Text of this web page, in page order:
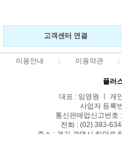
고객센터 연결
이용안내 이용약관
플러
대표 : 임영원 ㅣ 개
사업자 등록
통신판매업신고번호
전화 : (02) 383-
주소 : 경기 광명시 하안로